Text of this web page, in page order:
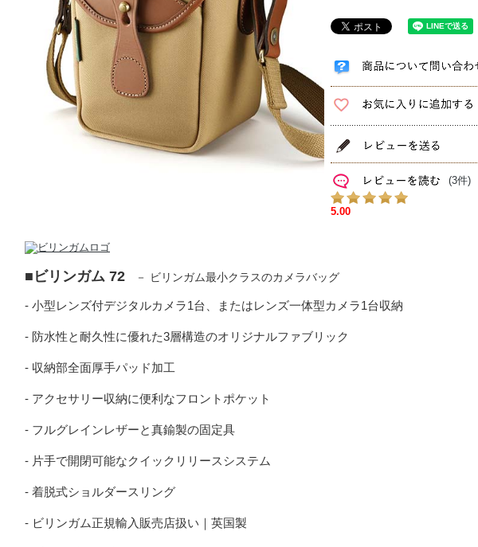
(3件)
■ビリンガム 72 － ビリンガム最小クラスのカメラバッグ
- 小型レンズ付デジタルカメラ1台、またはレンズ一体型カメラ1台収納
- 防水性と耐久性に優れた3層構造のオリジナルファブリック
- 収納部全面厚手パッド加工
- アクセサリー収納に便利なフロントポケット
- フルグレインレザーと真鍮製の固定具
- 片手で開閉可能なクイックリリースシステム
- 着脱式ショルダースリング
- ビリンガム正規輸入販売店扱い｜英国製